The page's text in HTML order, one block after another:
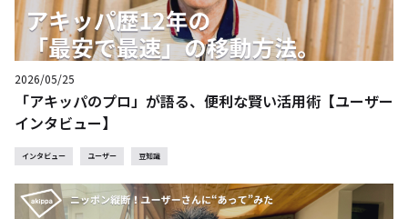
2026/05/25
「アキッパのプロ」が語る、便利な賢い活用術【ユーザー
インタビュー】
インタビュー ユーザー 豆知識